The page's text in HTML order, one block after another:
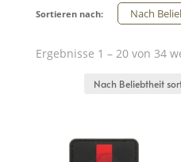
Sortieren nach: Nach
Ergebnisse 1 – 20 von 34